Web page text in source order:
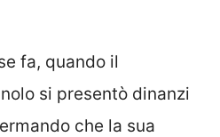
fa, quando il
si presentò dinanzi
che la sua